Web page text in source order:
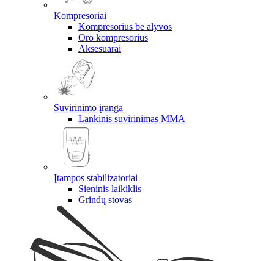
Kompresoriai
Kompresorius be alyvos
Oro kompresorius
Aksesuarai
Suvirinimo įranga
Lankinis suvirinimas MMA
Įtampos stabilizatoriai
Sieninis laikiklis
Grindų stovas